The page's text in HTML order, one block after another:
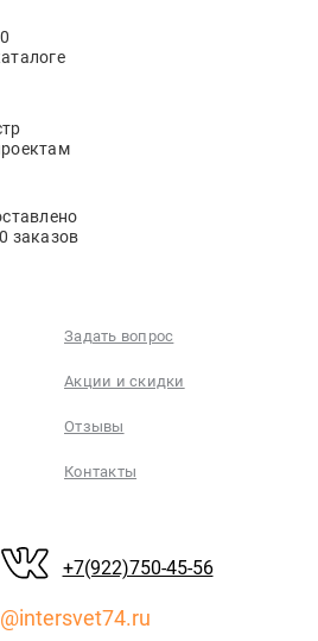
заказов
Задать вопрос
Акции и скидки
Отзывы
Контакты
+7(922)750-45-56